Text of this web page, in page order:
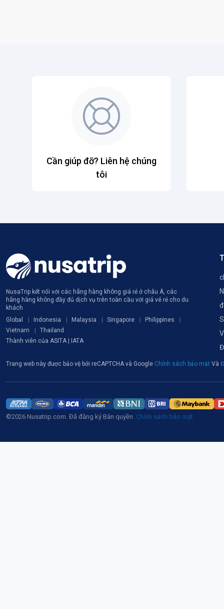
Cần giúp đỡ? Liên hệ chúng
tôi
NusaTrip kết nối với các hãng hàng không giá rẻ ở châu Á, các
hãng hàng không đầy đủ dịch vụ trên toàn cầu với giá vé rẻ cho du
khách
Global
Indonesia Malaysia Singapore
Philippines
Vietnam
Thailand
Thành viên của ASITA | IATA
Trang web này được bảo vệ bởi reCAPTCHA và Google Chính sách bảo mật Và
©2026 Nusatrip.com. Đã đăng ký Bản quyền. Chính sách bảo mật